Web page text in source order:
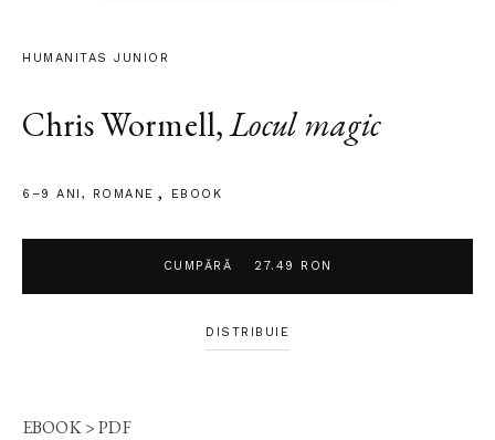
HUMANITAS JUNIOR
Chris Wormell,Locul magic
6–9 ANI , ROMANE EBOOK
DISTRIBUIE
CUMPĂRĂ 27.49 RON
EBOOK > PDF